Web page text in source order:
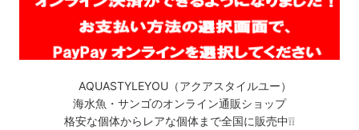
AQUASTYLEYOU（アクアスタイルユー）
海水魚・サンゴのオンライン通販ショップ
格安な個体からレアな個体まで全国に販売中❕❕